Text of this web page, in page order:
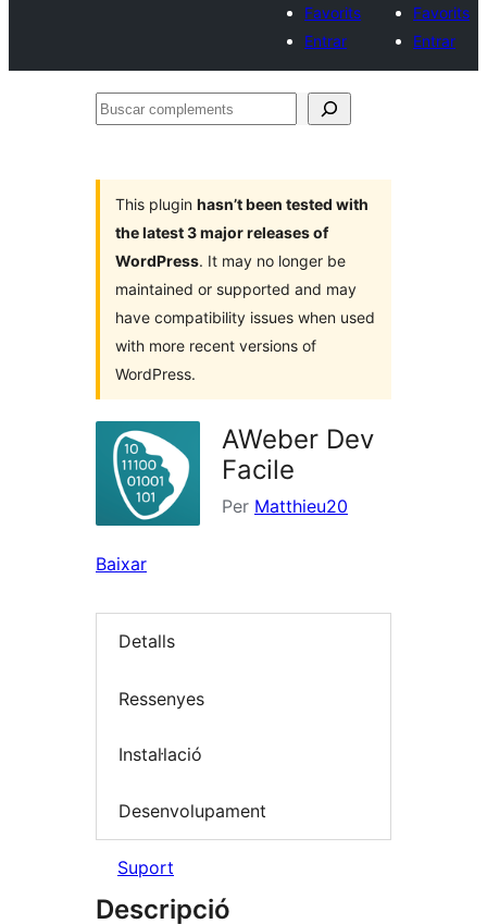
Favorits
Entrar
Favorits
Entrar
Buscar
This plugin hasn’t been tested with
the latest 3 major releases of
WordPress. It may no longer be
maintained or supported and may
have compatibility issues when used
with more recent versions of
WordPress.
AWeber Dev
Facile
Per Matthieu20
Baixar
Detalls
Ressenyes
Instal·lació
Desenvolupament
Suport
Descripció